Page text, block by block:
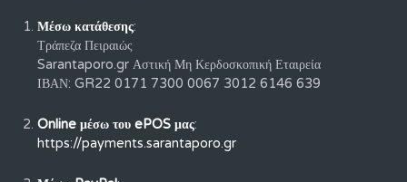
Μέσω κατάθεσης
Τράπεζα Πειραιώς
Sarantaporo.gr Αστική Μη Κερδοσκοπική Εταιρεία
Online μέσω του ePOS μας: